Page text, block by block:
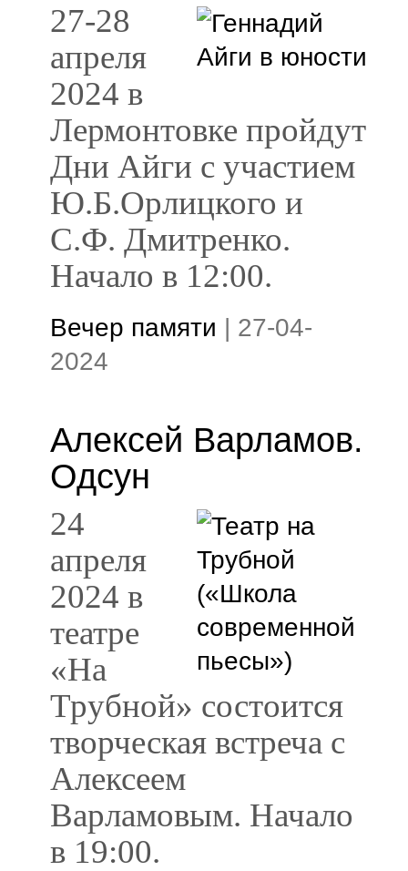
27-28
апреля
2024 в
Лермонтовке пройдут
Дни Айги с участием
Ю.Б.Орлицкого и
С.Ф. Дмитренко.
Начало в 12:00.
Вечер памяти | 27-04-
2024
Алексей Варламов.
Одсун
24
апреля
2024 в
театре
«На
Трубной» состоится
творческая встреча с
Алексеем
Варламовым. Начало
в 19:00.